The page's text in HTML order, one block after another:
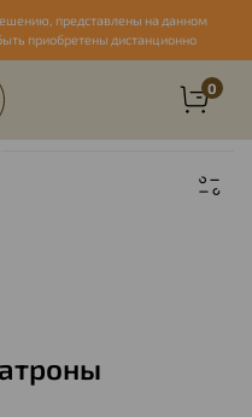
представлены на данном
приобретены дистанционно
0